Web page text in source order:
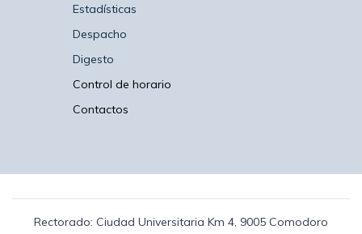
Estadísticas
Despacho
Digesto
Control de horario
Contactos
Rectorado: Ciudad Universitaria Km 4, 9005 Comodoro